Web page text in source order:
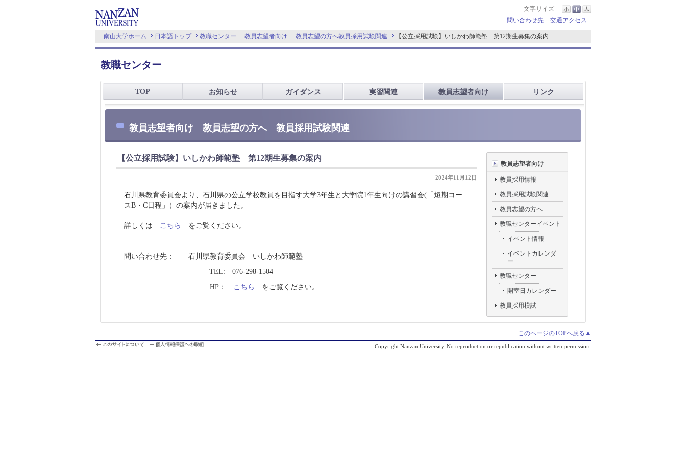
文字サイズ
問い合わせ先
交通アクセス
南山大学ホーム 日本語トップ 教職センター 教員志望者向け 教員志望の方へ教員採用試験関連 【公立採用試験】いしかわ師範塾 第12期生募集の案内
教職センター
TOP お知らせ ガイダンス 実習関連 教員志望者向け リンク
教員志望者向け 教員志望の方へ 教員採用試験関連
【公立採用試験】いしかわ師範塾 第12期生募集の案内
2024年11月12日
石川県教育委員会より、石川県の公立学校教員を目指す大学3年生と大学院1年生向けの講習会(「短期コー
スB・C日程」）の案内が届きました。
詳しくは こちら をご覧ください。
問い合わせ先： 石川県教育委員会 いしかわ師範塾
TEL: 076-298-1504
HP： こちら をご覧ください。
教員志望者向け
教員採用情報
教員採用試験関連
教員志望の方へ
教職センターイベント
イベント情報
イベントカレンダ
ー
教職センター
開室日カレンダー
教員採用模試
このページのTOPへ戻る▲
Copyright Nanzan University. No reproduction or republication without written permission.